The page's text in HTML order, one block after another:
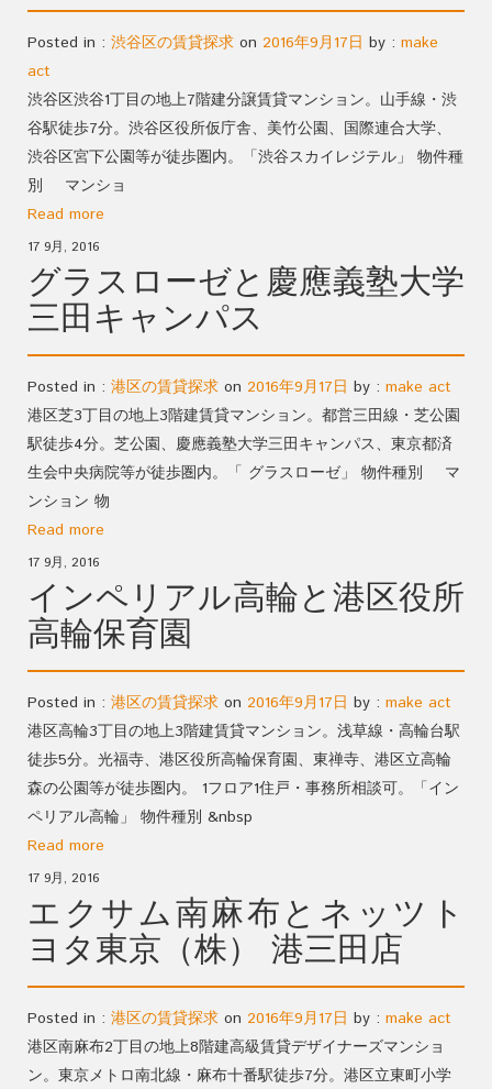
Posted in : 渋谷区の賃貸探求 on 2016年9月17日 by : make
act
渋谷区渋谷1丁目の地上7階建分譲賃貸マンション。山手線・渋
谷駅徒歩7分。渋谷区役所仮庁舎、美竹公園、国際連合大学、
渋谷区宮下公園等が徒歩圏内。「渋谷スカイレジテル」 物件種
別 マンショ
Read more
17 9月, 2016
グラスローゼと慶應義塾大学
三田キャンパス
Posted in : 港区の賃貸探求 on 2016年9月17日 by : make act
港区芝3丁目の地上3階建賃貸マンション。都営三田線・芝公園
駅徒歩4分。芝公園、慶應義塾大学三田キャンパス、東京都済
生会中央病院等が徒歩圏内。「 グラスローゼ」 物件種別 マ
ンション 物
Read more
17 9月, 2016
インペリアル高輪と港区役所
高輪保育園
Posted in : 港区の賃貸探求 on 2016年9月17日 by : make act
港区高輪3丁目の地上3階建賃貸マンション。浅草線・高輪台駅
徒歩5分。光福寺、港区役所高輪保育園、東禅寺、港区立高輪
森の公園等が徒歩圏内。 1フロア1住戸・事務所相談可。「イン
ペリアル高輪」 物件種別 &nbsp
Read more
17 9月, 2016
エクサム南麻布とネッツト
ヨタ東京（株） 港三田店
Posted in : 港区の賃貸探求 on 2016年9月17日 by : make act
港区南麻布2丁目の地上8階建高級賃貸デザイナーズマンショ
ン。東京メトロ南北線・麻布十番駅徒歩7分。港区立東町小学